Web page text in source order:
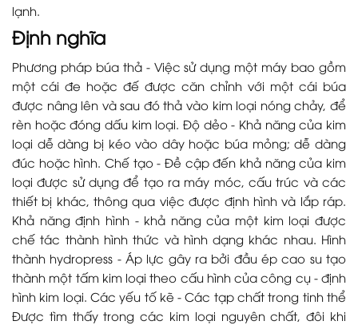
lạnh.
Định nghĩa
Phương pháp búa thả - Việc sử dụng một máy bao gồm
một cái đe hoặc đế được căn chỉnh với một cái búa
được nâng lên và sau đó thả vào kim loại nóng chảy, để
rèn hoặc đóng dấu kim loại. Độ dẻo - Khả năng của kim
loại dễ dàng bị kéo vào dây hoặc búa mỏng; dễ dàng
đúc hoặc hình. Chế tạo - Đề cập đến khả năng của kim
loại được sử dụng để tạo ra máy móc, cấu trúc và các
thiết bị khác, thông qua việc được định hình và lắp ráp.
Khả năng định hình - khả năng của một kim loại được
chế tác thành hình thức và hình dạng khác nhau. Hình
thành hydropress - Áp lực gây ra bởi đầu ép cao su tạo
thành một tấm kim loại theo cấu hình của công cụ - định
hình kim loại. Các yếu tố kẽ - Các tạp chất trong tinh thể
Được tìm thấy trong các kim loại nguyên chất, đôi khi